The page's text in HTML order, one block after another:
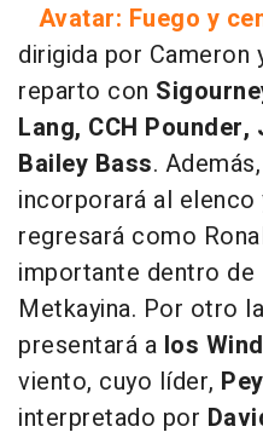
Avatar: Fuego y
dirigida por Cameron
reparto con
Lang, CCH
Bailey Bass. Además,
incorporará al elenco
regresará como
importante dentro de
Metkayina. Por otro
presentará a los
viento, cuyo líder,
interpretado por